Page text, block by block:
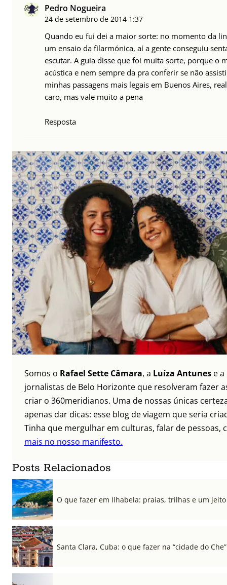
Pedro Nogueira
24 de setembro de 2014 1:37
Quando eu fui dei a maior sorte: no momento da
um ensaio da filarmónica, aí a gente conseguiu
escutar. A guia disse que foi muita sorte, porque o
acústica e nem sempre da pra conferir se não
minhas passagens mais legais em Buenos Aires,
caro, mas vale muito a pena
Resposta
Somos o Rafael Sette Câmara, a Luíza Antunes e a
jornalistas de Belo Horizonte que resolveram fazer
criar o 360meridianos. Uma de nossas únicas
apenas dar dicas: esse blog de viagem que seria
Tinha que mergulhar em culturas, falar de
mais no nosso manifesto.
Posts Relacionados
O que fazer em Ilhabela: praias, trilhas e um
Santa Clara, Cuba: o que fazer na “cidade do Che”